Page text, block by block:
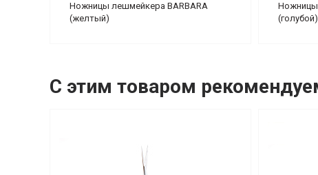
Ножницы лешмейкера BARBARA
(желтый)
Ножницы
(голубой)
С этим товаром